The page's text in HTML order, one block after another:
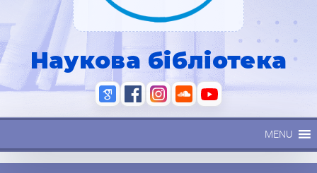
Наукова бібліотека
MENU